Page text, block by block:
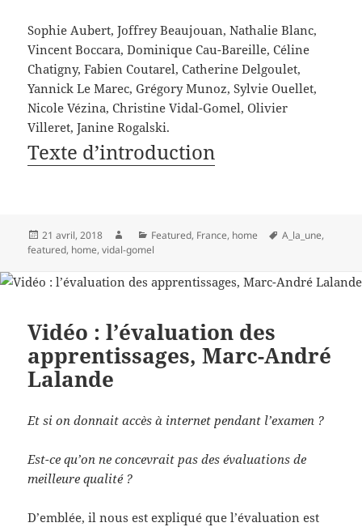
Sophie Aubert, Joffrey Beaujouan, Nathalie Blanc,
Vincent Boccara, Dominique Cau-Bareille, Céline
Chatigny, Fabien Coutarel, Catherine Delgoulet,
Yannick Le Marec, Grégory Munoz, Sylvie Ouellet,
Nicole Vézina, Christine Vidal-Gomel, Olivier
Villeret, Janine Rogalski.
Texte d’introduction
Publié
le
21 avril, 2018 AuteurCatégories
Featured, France, home
Mots-
A_la_une,
featured, home,vidal-gomel
Vidéo : l’évaluation des
apprentissages, Marc-André
Lalande
Et si on donnait accès à internet pendant l’examen ?
Est-ce qu’on ne concevrait pas des évaluations de
meilleure qualité ?
D’emblée, il nous est expliqué que l’évaluation est